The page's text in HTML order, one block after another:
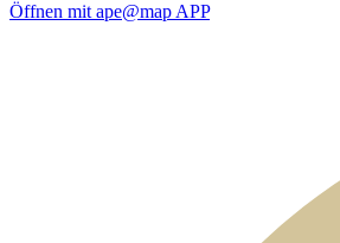
Öffnen mit ape@map APP